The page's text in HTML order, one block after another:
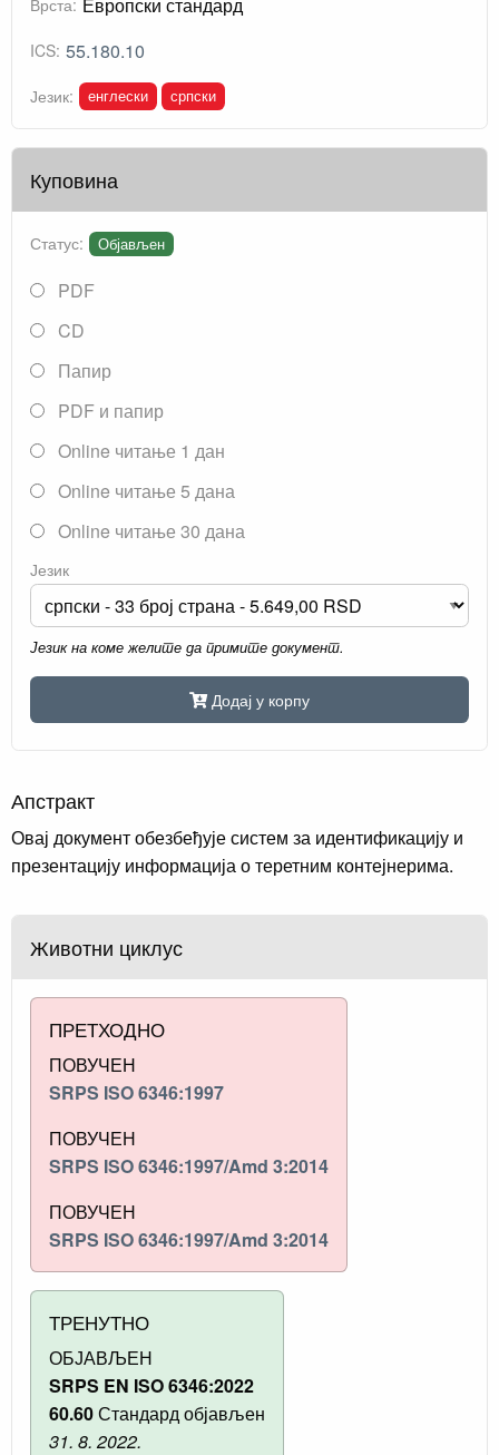
Врста: Европски стандард
ICS: 55.180.10
Језик: енглески српски
Куповина
Статус: Објављен
PDF
CD
Папир
PDF и папир
Online читање 1 дан
Online читање 5 дана
Online читање 30 дана
Језик
Језик на коме желите да примите документ.
Додај у корпу
Апстракт
Овај документ обезбеђује систем за идентификацију и
презентацију информација о теретним контејнерима.
Животни циклус
ПРЕТХОДНО
ПОВУЧЕН
SRPS ISO 6346:1997
ПОВУЧЕН
SRPS ISO 6346:1997/Amd 3:2014
ПОВУЧЕН
SRPS ISO 6346:1997/Amd 3:2014
ТРЕНУТНО
ОБЈАВЉЕН
SRPS EN ISO 6346:2022
60.60Стандард објављен
31. 8. 2022.